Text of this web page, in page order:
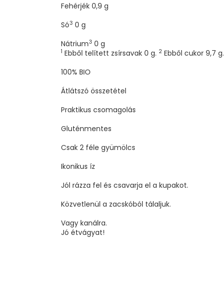
Fehérjék 0,9 g
Só3 0 g
Nátrium3 0 g
1 Ebből telített zsírsavak 0 g. 2 Ebből cukor 9,7 g.
100% BIO
Átlátszó összetétel
Praktikus csomagolás
Gluténmentes
Csak 2 féle gyümölcs
Ikonikus íz
Jól rázza fel és csavarja el a kupakot.
Közvetlenül a zacskóból tálaljuk.
Vagy kanálra.
Jó étvágyat!